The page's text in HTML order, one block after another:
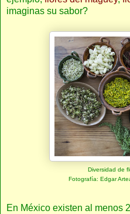
imaginas su sabor?
Diversidad de
Fotografía: Edgar
En México existen al menos